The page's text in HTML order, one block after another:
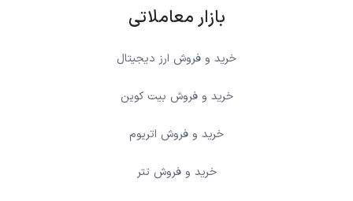
بازار معاملاتی
خرید و فروش ارز دیجیتال
خرید و فروش بیت کوین
خرید و فروش اتریوم
خرید و فروش تتر